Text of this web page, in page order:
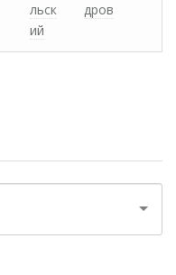
льск
ий
дров